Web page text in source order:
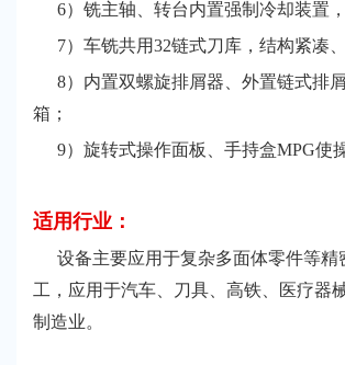
6）铣主轴、转台内置强制冷却装置
7）车铣共用32链式刀库，结构紧凑
8）内置双螺旋排屑器、外置链式排
箱；
9）旋转式操作面板、手持盒MPG使
适用行业：
设备主要应用于复杂多面体零件等精
工，应用于汽车、刀具、高铁、医疗器
制造业。